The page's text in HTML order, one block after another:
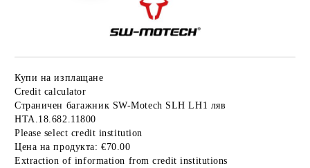
Купи на изплащане
Credit calculator
Страничен багажник SW-Motech SLH LH1 ляв
HTA.18.682.11800
Please select credit institution
Цена на продукта: €70.00
Extraction of information from credit institutions